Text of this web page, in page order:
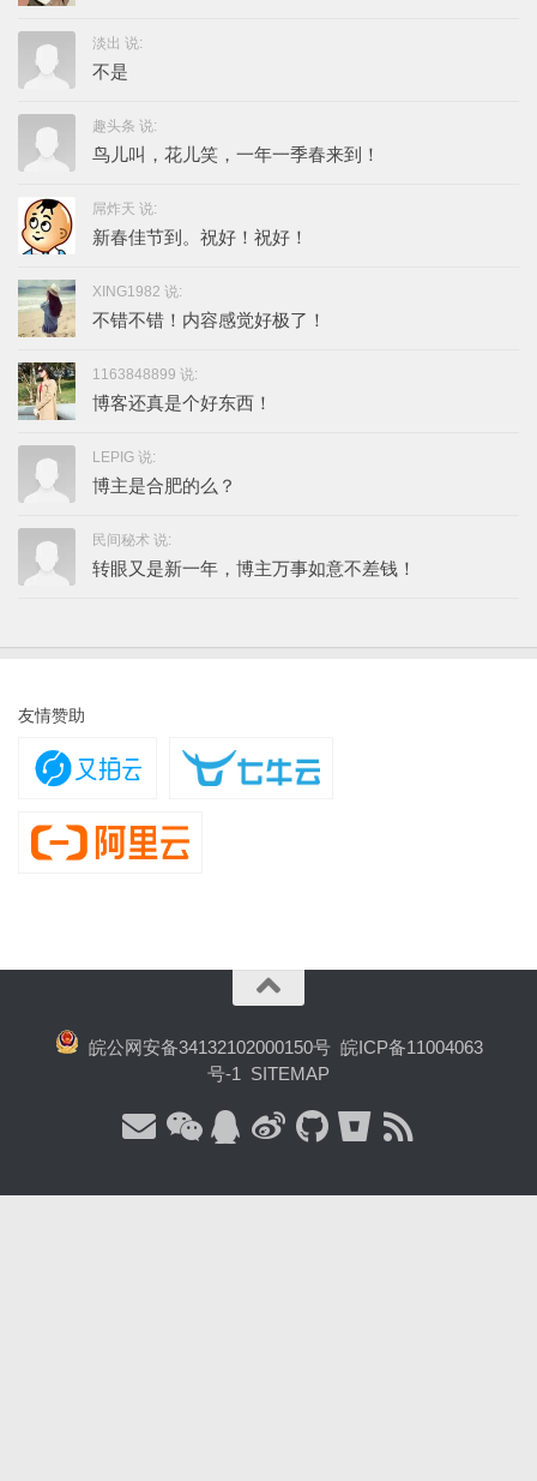
淡出 说:
不是
趣头条 说:
鸟儿叫，花儿笑，一年一季春来到！
屌炸天 说:
新春佳节到。祝好！祝好！
XING1982 说:
不错不错！内容感觉好极了！
1163848899 说:
博客还真是个好东西！
LEPIG 说:
博主是合肥的么？
民间秘术 说:
转眼又是新一年，博主万事如意不差钱！
友情赞助
皖公网安备34132102000150号 皖ICP备11004063
号-1
SITEMAP